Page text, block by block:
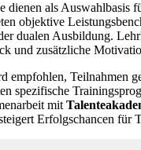
dienen als Auswahlbasis
objektive
dualen Ausbildung.
und zusätzliche
empfohlen, Teilnahmen
spezifische
mit
Erfolgschancen für